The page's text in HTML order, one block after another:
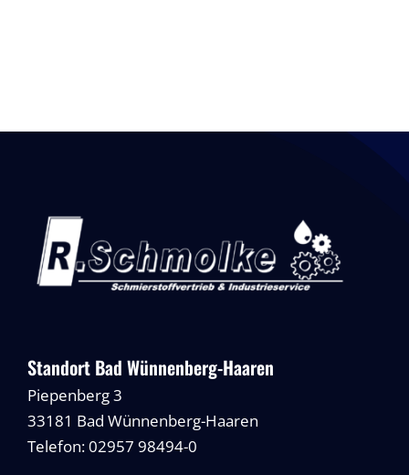
Standort Bad Wünnenberg-Haaren
Piepenberg 3
33181 Bad Wünnenberg-Haaren
Telefon: 02957 98494-0